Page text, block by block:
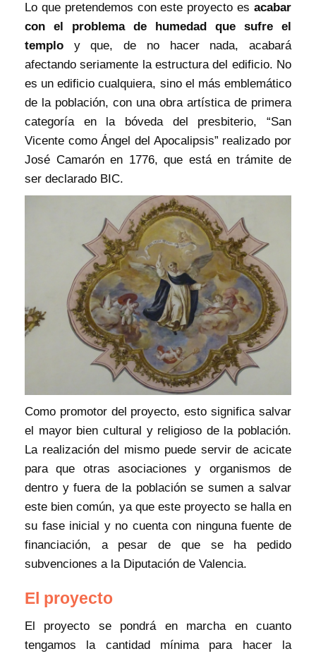
Lo que pretendemos con este proyecto es acabar
con el problema de humedad que sufre el
templo y que, de no hacer nada, acabará
afectando seriamente la estructura del edificio. No
es un edificio cualquiera, sino el más emblemático
de la población, con una obra artística de primera
categoría en la bóveda del presbiterio, “San
Vicente como Ángel del Apocalipsis” realizado por
José Camarón en 1776, que está en trámite de
ser declarado BIC.
Como promotor del proyecto, esto significa salvar
el mayor bien cultural y religioso de la población.
La realización del mismo puede servir de acicate
para que otras asociaciones y organismos de
dentro y fuera de la población se sumen a salvar
este bien común, ya que este proyecto se halla en
su fase inicial y no cuenta con ninguna fuente de
financiación, a pesar de que se ha pedido
subvenciones a la Diputación de Valencia.
El proyecto
El proyecto se pondrá en marcha en cuanto
tengamos la cantidad mínima para hacer la